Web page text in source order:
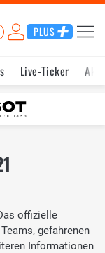
PLUS
Live-Ticker
offizielle
gefahrenen
Informationen